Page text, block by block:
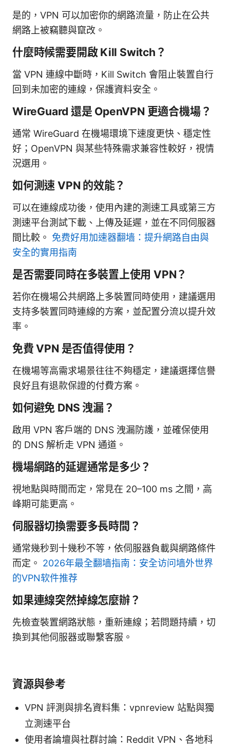
是的，VPN 可以加密你的網路流量，防止在公共
網路上被竊聽與竄改。
什麼時候需要開啟 Kill Switch？
當 VPN 連線中斷時，Kill Switch 會阻止裝置自行
回到未加密的連線，保護資料安全。
WireGuard 還是 OpenVPN 更適合機場？
通常 WireGuard 在機場環境下速度更快、穩定性
好；OpenVPN 與某些特殊需求兼容性較好，視情
況選用。
如何測速 VPN 的效能？
可以在連線成功後，使用內建的測速工具或第三方
測速平台測試下載、上傳及延遲，並在不同伺服器
間比較。 免费好用加速器翻墙：提升網路自由與
安全的實用指南
是否需要同時在多裝置上使用 VPN？
若你在機場公共網路上多裝置同時使用，建議選用
支持多裝置同時連線的方案，並配置分流以提升效
率。
免費 VPN 是否值得使用？
在機場等高需求場景往往不夠穩定，建議選擇信譽
良好且有退款保證的付費方案。
如何避免 DNS 洩漏？
啟用 VPN 客戶端的 DNS 洩漏防護，並確保使用
的 DNS 解析走 VPN 通道。
機場網路的延遲通常是多少？
視地點與時間而定，常見在 20–100 ms 之間，高
峰期可能更高。
伺服器切換需要多長時間？
通常幾秒到十幾秒不等，依伺服器負載與網路條件
而定。 2026年最全翻墙指南：安全访问墙外世界
的VPN软件推荐
如果連線突然掉線怎麼辦？
先檢查裝置網路狀態，重新連線；若問題持續，切
換到其他伺服器或聯繫客服。
資源與參考
VPN 評測與排名資料集：vpnreview 站點與獨
立測速平台
使用者論壇與社群討論：Reddit VPN、各地科